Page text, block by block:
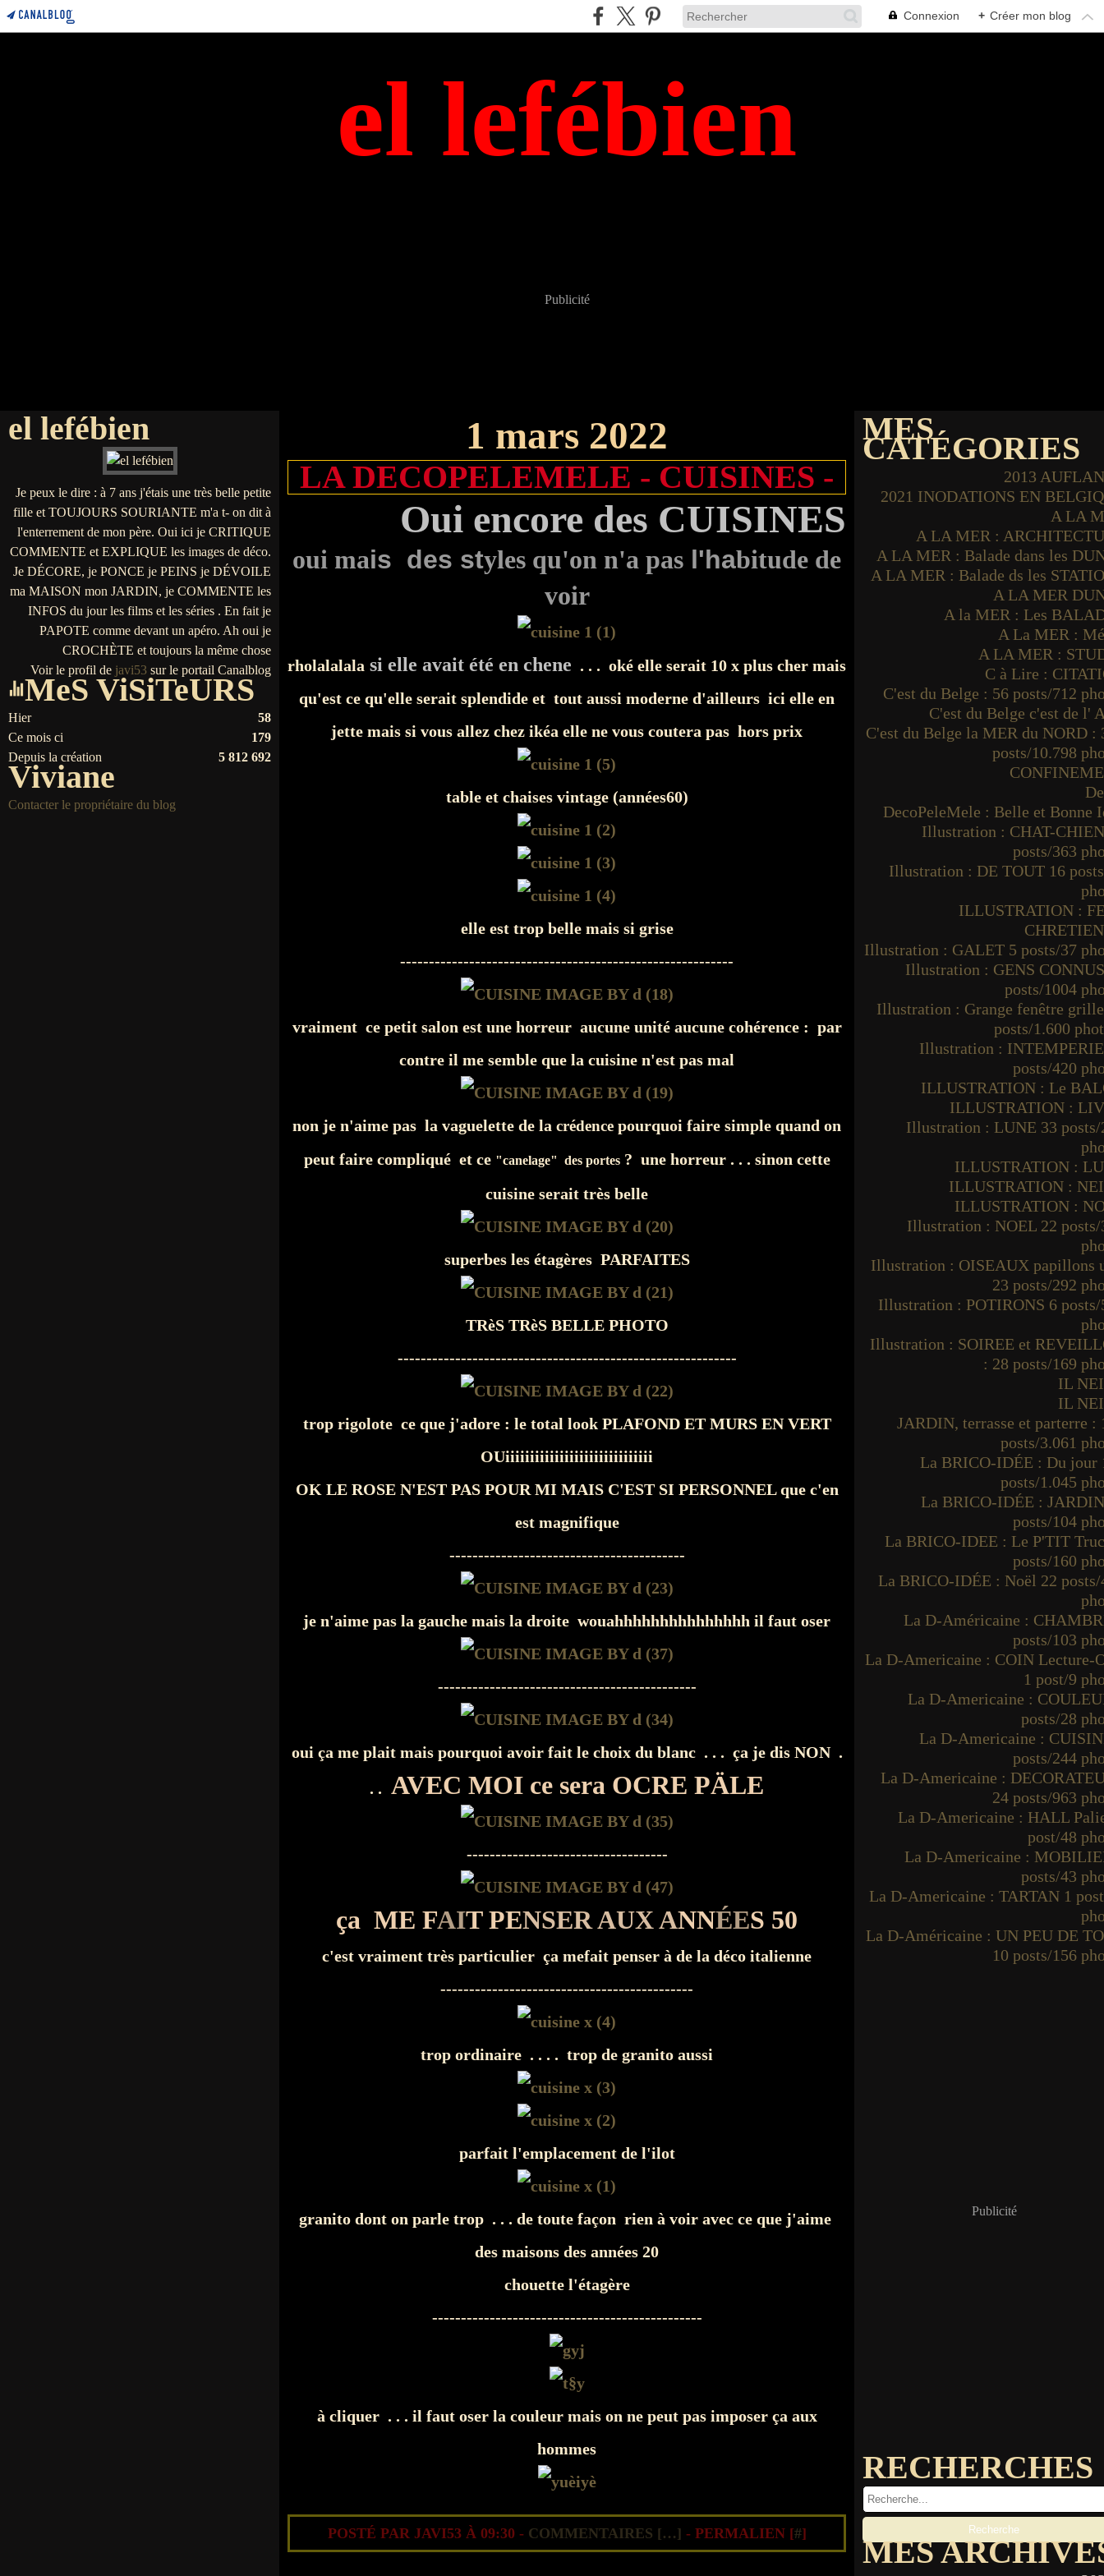
Connexion + Créer mon blog
el lefébien
Publicité
el lefébien
Je peux le dire : à 7 ans j'étais une très belle petite
fille et TOUJOURS SOURIANTE m'a t- on dit à
l'enterrement de mon père. Oui ici je CRITIQUE
COMMENTE et EXPLIQUE les images de déco.
Je DÉCORE, je PONCE je PEINS je DÉVOILE
ma MAISON mon JARDIN, je COMMENTE les
INFOS du jour les films et les séries . En fait je
PAPOTE comme devant un apéro. Ah oui je
CROCHÈTE et toujours la même chose
Voir le profil de javi53 sur le portail Canalblog
MeS ViSiTeURS
Hier
58
Ce mois ci
179
Depuis la création
5 812 692
Viviane
Contacter le propriétaire du blog
1 mars 2022
LA DECOPELEMELE - CUISINES -
Oui encore des CUISINES
oui mais des styles qu'on n'a pas l'habitude de
voir
rholalalala si elle avait été en chene . . . oké elle serait 10 x plus cher mais
qu'est ce qu'elle serait splendide et tout aussi moderne d'ailleurs ici elle en
jette mais si vous allez chez ikéa elle ne vous coutera pas hors prix
table et chaises vintage (années60)
elle est trop belle mais si grise
----------------------------------------------------------
vraiment ce petit salon est une horreur aucune unité aucune cohérence : par
contre il me semble que la cuisine n'est pas mal
non je n'aime pas la vaguelette de la crédence pourquoi faire simple quand on
peut faire compliqué et ce "canelage" des portes? une horreur . . . sinon cette
cuisine serait très belle
superbes les étagères PARFAITES
TRèS TRèS BELLE PHOTO
-----------------------------------------------------------
trop rigolote ce que j'adore : le total look PLAFOND ET MURS EN VERT
OUiiiiiiiiiiiiiiiiiiiiiiiiiiiiii
OK LE ROSE N'EST PAS POUR MI MAIS C'EST SI PERSONNEL que c'en
est magnifique
-----------------------------------------
je n'aime pas la gauche mais la droite wouahhhhhhhhhhhhhhh il faut oser
---------------------------------------------
oui ça me plait mais pourquoi avoir fait le choix du blanc . . . ça je dis NON .
. . AVEC MOI ce sera OCRE PÄLE
-----------------------------------
ça ME FAIT PENSER AUX ANNÉES 50
c'est vraiment très particulier ça mefait penser à de la déco italienne
--------------------------------------------
trop ordinaire . . . . trop de granito aussi
parfait l'emplacement de l'ilot
granito dont on parle trop . . . de toute façon rien à voir avec ce que j'aime
des maisons des années 20
chouette l'étagère
-----------------------------------------------
à cliquer . . . il faut oser la couleur mais on ne peut pas imposer ça aux
hommes
POSTÉ PAR JAVI53 À 09:30 - COMMENTAIRES […] - PERMALIEN [#]
MES
CATÉGORIES
2013
2021 INODATIONS EN
A LA
A LA MER :
A LA MER : Balade dans les
A LA MER : Balade ds les
A LA MER
A la MER : Les
A La MER :
A LA MER :
C à Lire :
C'est du Belge : 56 posts/712
C'est du Belge c'est de l'
C'est du Belge la MER du NORD :
posts/10.798
DecoPeleMele : Belle et Bonne
Illustration : CHAT-
posts/363
Illustration : DE TOUT 16
ILLUSTRATION :
Illustration : GALET 5 posts/37
Illustration : GENS
posts/1004
Illustration : Grange fenêtre
posts/1.600
Illustration :
posts/420
ILLUSTRATION : Le
ILLUSTRATION :
Illustration : LUNE 33 posts/
ILLUSTRATION :
ILLUSTRATION :
ILLUSTRATION :
Illustration : NOEL 22 posts/
Illustration : OISEAUX papillons
23 posts/292
Illustration : POTIRONS 6 posts/
Illustration : SOIREE et
: 28 posts/169
IL
IL
JARDIN, terrasse et parterre :
posts/3.061
La BRICO-IDÉE : Du jour
posts/1.045
La BRICO-IDÉE :
posts/104
La BRICO-IDEE : Le P'TIT
posts/160
La BRICO-IDÉE : Noël 22 posts/
La D-Américaine :
posts/103
La D-Americaine : COIN Lecture-
1 post/9
La D-Americaine :
posts/28
La D-Americaine :
posts/244
La D-Americaine :
24 posts/963
La D-Americaine : HALL
post/48
La D-Americaine :
posts/43
La D-Americaine : TARTAN 1
La D-Américaine : UN PEU DE
10 posts/156
Publicité
RECHERCHES
MES